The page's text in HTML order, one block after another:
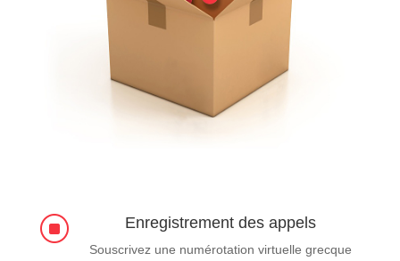
] Enregistrement des appels
Souscrivez une numérotation virtuelle grecque